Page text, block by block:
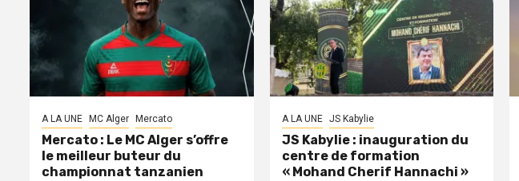
A LA UNE MC Alger Mercato
Mercato : Le MC Alger s’offre
le meilleur buteur du
championnat tanzanien
A LA UNE JS Kabylie
JS Kabylie : inauguration du
centre de formation
« Mohand Cherif Hannachi »